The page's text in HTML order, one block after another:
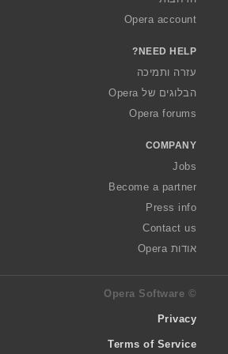
Opera account
NEED HELP?
עזרה ותמיכה
הבלוגים של Opera
Opera forums
COMPANY
Jobs
Become a partner
Press info
Contact us
אודות Opera
© Opera Software
Privacy
Terms of Service